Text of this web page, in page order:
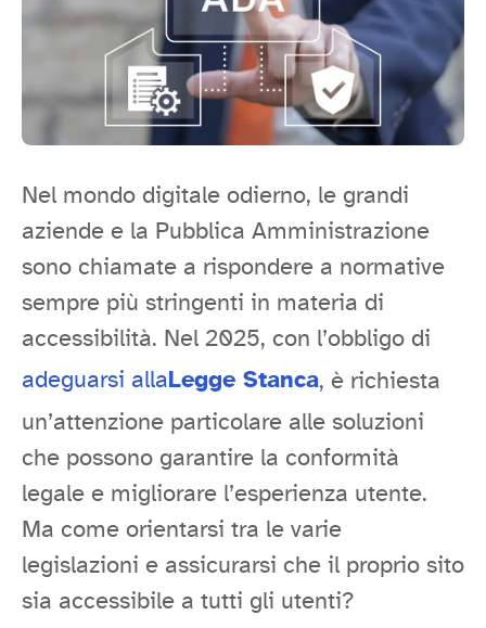
Nel mondo digitale odierno, le grandi
aziende e la Pubblica Amministrazione
sono chiamate a rispondere a normative
sempre più stringenti in materia di
accessibilità. Nel 2025, con l’obbligo di
adeguarsi alla Legge Stanca, è richiesta
un’attenzione particolare alle soluzioni
che possono garantire la conformità
legale e migliorare l’esperienza utente.
Ma come orientarsi tra le varie
legislazioni e assicurarsi che il proprio sito
sia accessibile a tutti gli utenti?